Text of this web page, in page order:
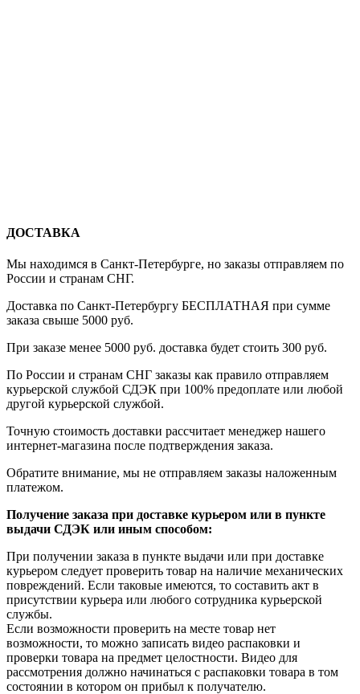
ДОСТАВКА
Мы находимся в Санкт-Петербурге, но заказы отправляем по
России и странам СНГ.
Доставка по Санкт-Петербургу БЕСПЛАТНАЯ при сумме
заказа свыше 5000 руб.
При заказе менее 5000 руб. доставка будет стоить 300 руб.
По России и странам СНГ заказы как правило отправляем
курьерской службой СДЭК при 100% предоплате или любой
другой курьерской службой.
Точную стоимость доставки рассчитает менеджер нашего
интернет-магазина после подтверждения заказа.
Обратите внимание, мы не отправляем заказы наложенным
платежом.
Получение заказа при доставке курьером или в пункте
выдачи СДЭК или иным способом:
При получении заказа в пункте выдачи или при доставке
курьером следует проверить товар на наличие механических
повреждений. Если таковые имеются, то составить акт в
присутствии курьера или любого сотрудника курьерской
службы.
Если возможности проверить на месте товар нет
возможности, то можно записать видео распаковки и
проверки товара на предмет целостности. Видео для
рассмотрения должно начинаться с распаковки товара в том
состоянии в котором он прибыл к получателю.